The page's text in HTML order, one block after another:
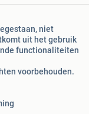
niet
uit het gebruik
functionaliteiten
voorbehouden.